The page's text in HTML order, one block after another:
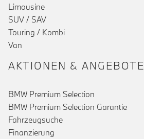
Limousine
SUV / SAV
Touring / Kombi
Van
AKTIONEN & ANGEBOTE
BMW Premium Selection
BMW Premium Selection Garantie
Fahrzeugsuche
Finanzierung